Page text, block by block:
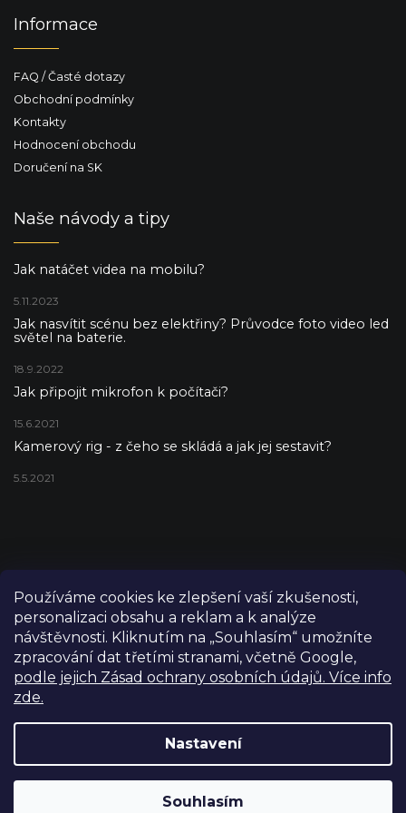
Používáme cookies ke zlepšení vaší zkušenosti,
personalizaci obsahu a reklam a k analýze
návštěvnosti. Kliknutím na „Souhlasím“ umožníte
zpracování dat třetími stranami, včetně Google,
podle jejich Zásad ochrany osobních údajů. Více info
zde.
Nastavení
Souhlasím
Výdejní sklad Praha: PO–PÁ 8:00–16:00. Při objednání a
Informace
FAQ / Časté dotazy
Obchodní podmínky
Kontakty
Hodnocení obchodu
Doručení na SK
Naše návody a tipy
Jak natáčet videa na mobilu?
5.11.2023
Jak nasvítit scénu bez elektřiny? Průvodce foto video led
světel na baterie.
18.9.2022
Jak připojit mikrofon k počítači?
15.6.2021
Kamerový rig - z čeho se skládá a jak jej sestavit?
5.5.2021
Vytvořil Shoptet
Copyright 2026FILM-TECHNIKA. Všechna práva vyhrazena.
Upravit nastavení cookies